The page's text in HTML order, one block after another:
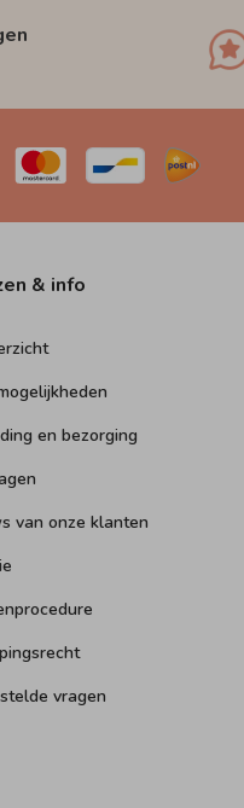
& info
en bezorging
van onze klanten
vragen